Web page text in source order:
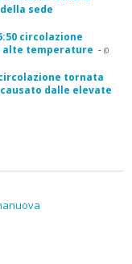
sede
circolazione
alte temperature - (0
tornata
dalle elevate